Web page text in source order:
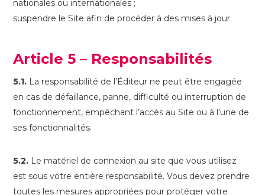
nationales ou internationales ;
suspendre le Site afin de procéder à des mises à jour.
Article 5 – Responsabilités
5.1. La responsabilité de l’Éditeur ne peut être engagée
en cas de défaillance, panne, difficulté ou interruption de
fonctionnement, empêchant l’accès au Site ou à l’une de
ses fonctionnalités.
5.2. Le matériel de connexion au site que vous utilisez
est sous votre entière responsabilité. Vous devez prendre
toutes les mesures appropriées pour protéger votre